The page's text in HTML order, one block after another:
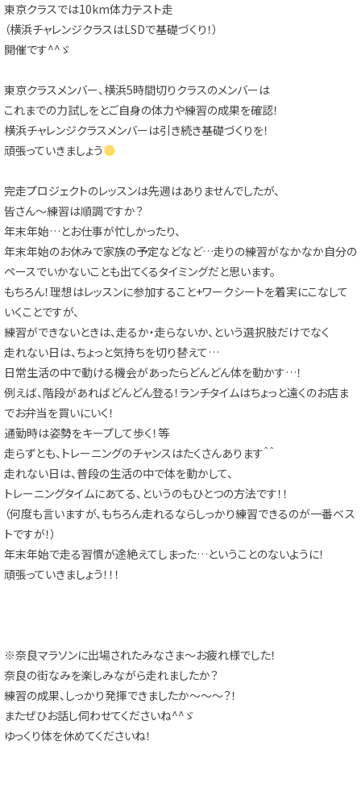
東京クラスでは10km体力テスト走
（横浜チャレンジクラスはLSDで基礎づくり！）
開催です^^ゞ
東京クラスメンバー、横浜5時間切りクラスのメンバーは
これまでの力試しをとご自身の体力や練習の成果を確認！
横浜チャレンジクラスメンバーは引き続き基礎づくりを！
頑張っていきましょう
完走プロジェクトのレッスンは先週はありませんでしたが、
皆さん～練習は順調ですか？
年末年始…とお仕事が忙しかったり、
年末年始のお休みで家族の予定などなど…走りの練習がなかなか自分の
ペースでいかないことも出てくるタイミングだと思います。
もちろん！理想はレッスンに参加すること+ワークシートを着実にこなして
いくことですが、
練習ができないときは、走るか・走らないか、という選択肢だけでなく
走れない日は、ちょっと気持ちを切り替えて…
日常生活の中で動ける機会があったらどんどん体を動かす…！
例えば、階段があればどんどん登る！ランチタイムはちょっと遠くのお店ま
でお弁当を買いにいく！
通勤時は姿勢をキープして歩く！等
走らずとも、トレーニングのチャンスはたくさんあります＾＾
走れない日は、普段の生活の中で体を動かして、
トレーニングタイムにあてる、というのもひとつの方法です！！
（何度も言いますが、もちろん走れるならしっかり練習できるのが一番ベス
トですが！）
年末年始で走る習慣が途絶えてしまった…ということのないように！
頑張っていきましょう！！！
※奈良マラソンに出場されたみなさま～お疲れ様でした！
奈良の街なみを楽しみながら走れましたか？
練習の成果、しっかり発揮できましたか～～～？！
またぜひお話し伺わせてくださいね^^ゞ
ゆっくり体を休めてくださいね！